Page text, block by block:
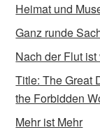
Heimat und
Ganz runde
Nach der Flut
Title: The Great
the Forbidden
Mehr ist Mehr